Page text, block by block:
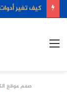
كيف تغير
صمم موقع